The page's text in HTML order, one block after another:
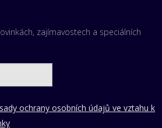
zajímavostech a speciálních
ochrany osobních údajů ve vztahu k